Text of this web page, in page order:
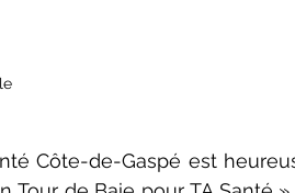
Côte-de-Gaspé est